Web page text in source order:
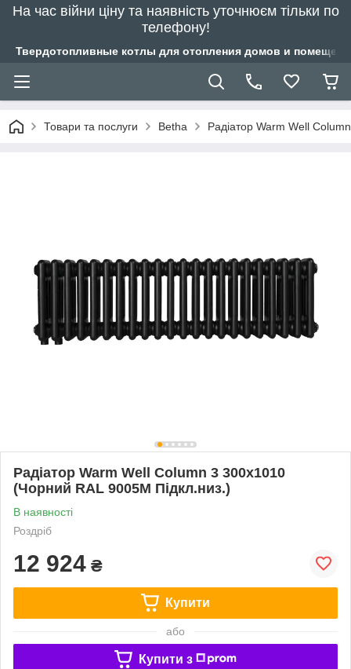
На час війни ціну та наявність уточнюєм тільки по
телефону!
Твердотопливные котлы для отопления домов и
Товари та послуги Betha Радіатор Warm Well
Радіатор Warm Well Column 3 300x1010
(Чорний RAL 9005M Підкл.низ.)
В наявності
Роздріб
12 924 ₴
Купити
або
Купити з